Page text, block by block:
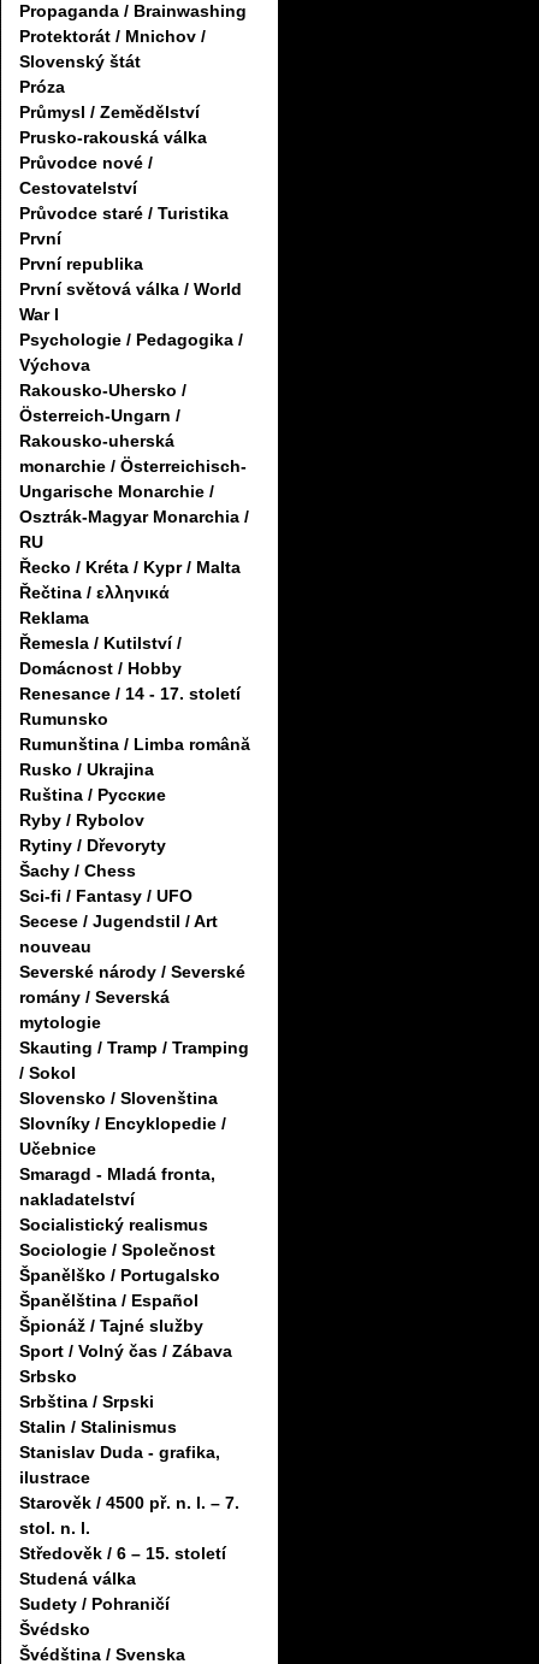
Propaganda / Brainwashing
Protektorát / Mnichov /
Slovenský štát
Próza
Průmysl / Zemědělství
Prusko-rakouská válka
Průvodce nové /
Cestovatelství
Průvodce staré / Turistika
První
První republika
První světová válka / World
War I
Psychologie / Pedagogika /
Výchova
Rakousko-Uhersko /
Österreich-Ungarn /
Rakousko-uherská
monarchie / Österreichisch-
Ungarische Monarchie /
Osztrák-Magyar Monarchia /
RU
Řecko / Kréta / Kypr / Malta
Řečtina / ελληνικά
Reklama
Řemesla / Kutilství /
Domácnost / Hobby
Renesance / 14 - 17. století
Rumunsko
Rumunština / Limba română
Rusko / Ukrajina
Ruština / Русские
Ryby / Rybolov
Rytiny / Dřevoryty
Šachy / Chess
Sci-fi / Fantasy / UFO
Secese / Jugendstil / Art
nouveau
Severské národy / Severské
romány / Severská
mytologie
Skauting / Tramp / Tramping
/ Sokol
Slovensko / Slovenština
Slovníky / Encyklopedie /
Učebnice
Smaragd - Mladá fronta,
nakladatelství
Socialistický realismus
Sociologie / Společnost
Španělško / Portugalsko
Španělština / Español
Špionáž / Tajné služby
Sport / Volný čas / Zábava
Srbsko
Srbština / Srpski
Stalin / Stalinismus
Stanislav Duda - grafika,
ilustrace
Starověk / 4500 př. n. l. – 7.
stol. n. l.
Středověk / 6 – 15. století
Studená válka
Sudety / Pohraničí
Švédsko
Švédština / Svenska